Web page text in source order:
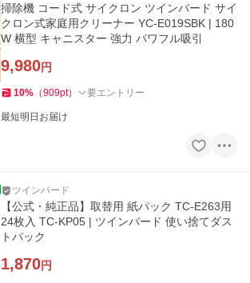
掃除機 コード式 サイクロン ツインバード サイ
クロン式家庭用クリーナー YC-E019SBK | 180
W 横型 キャニスター 強力 パワフル吸引
9,980円
10% （909pt） 要エントリー
最短明日お届け
ツインバード
【公式・純正品】取替用 紙パック TC-E263用
24枚入 TC-KP05 | ツインバード 使い捨てダス
トパック
1,870円